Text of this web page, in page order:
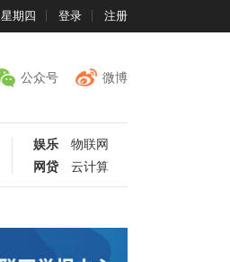
星期四 登录 注册
公众号 微博
娱乐
物联网
网贷
云计算